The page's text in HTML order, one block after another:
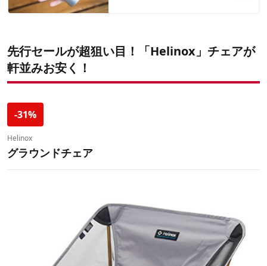
先行セールが超狙い目！「Helinox」チェアが
軒並みお安く！
-31%
Helinox
グラウンドチェア